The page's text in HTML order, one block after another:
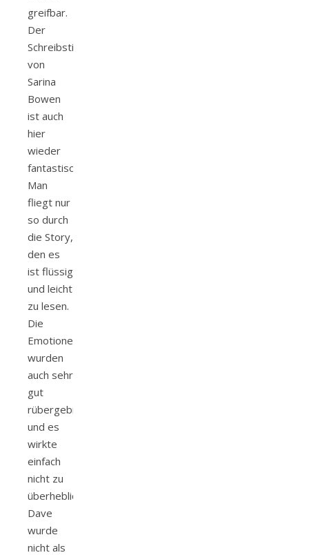
greifbar.
Der
Schreibstil
von
Sarina
Bowen
ist auch
hier
wieder
fantastisch.
Man
fliegt nur
so durch
die Story,
den es
ist flüssig
und leicht
zu lesen.
Die
Emotionen
wurden
auch sehr
gut
rübergebracht
und es
wirkte
einfach
nicht zu
überheblich.
Dave
wurde
nicht als